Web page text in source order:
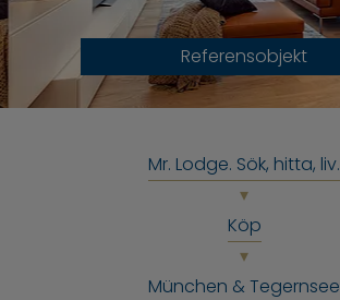
Referensobjekt
Mr. Lodge. Sök, hitta, liv.
Köp
München & Tegernsee